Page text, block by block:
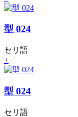
型 024
セリ語
+
型 024
セリ語